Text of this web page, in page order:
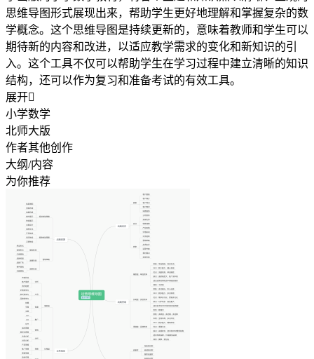
思维导图形式展现出来，帮助学生更好地理解和掌握复杂的数
学概念。这个思维导图是持续更新的，意味着教师和学生可以
期待新的内容和改进，以适应教学需求的变化和新知识的引
入。这个工具不仅可以帮助学生在学习过程中建立清晰的知识
结构，还可以作为复习和准备考试的有效工具。
展开
小学数学
北师大版
作者其他创作
大纲/内容
为你推荐